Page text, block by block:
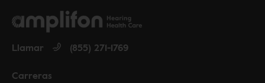
Carreras
Llamar (855) 271-1769